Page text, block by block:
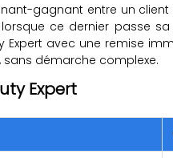
gagnant entre un
ce dernier passe
avec une remise
démarche complexe.
Expert